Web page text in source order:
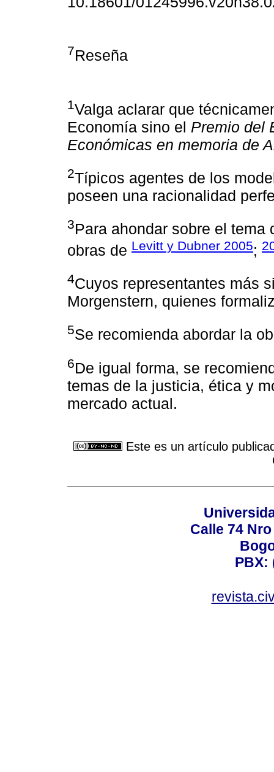
7Reseña
1Valga aclarar que
Economía sino el Premio del
Económicas en memoria de
2Típicos agentes de los
poseen una racionalidad
3Para ahondar sobre el
obras de Levitt y Dubner 2005;
4Cuyos representantes más
Morgenstern, quienes
5Se recomienda abordar la
6De igual forma, se
temas de la justicia, ética y
mercado actual.
Este es un artículo
Calle 74
PBX: